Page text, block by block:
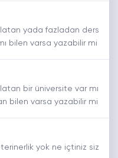
yada fazladan ders
bilen varsa yazabilir mi
bir üniversite var mı
bilen varsa yazabilir mi
yok ne içtiniz siz